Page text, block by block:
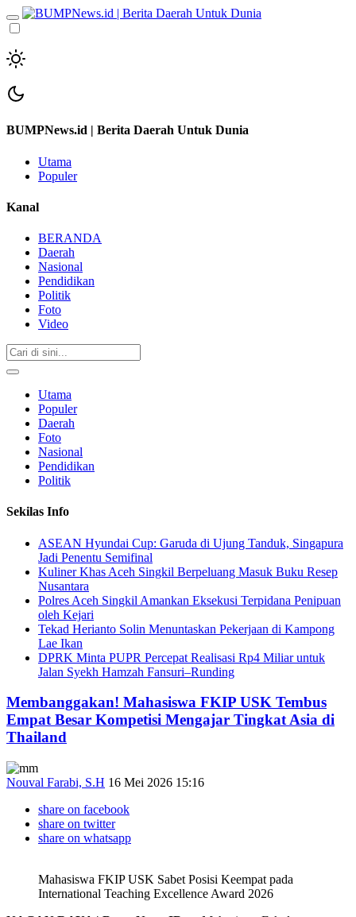
BUMPNews.id | Berita Daerah Untuk Dunia
Utama
Populer
Kanal
BERANDA
Daerah
Nasional
Pendidikan
Politik
Foto
Video
Utama
Populer
Daerah
Foto
Nasional
Pendidikan
Politik
Sekilas Info
ASEAN Hyundai Cup: Garuda di Ujung Tanduk, Singapura
Jadi Penentu Semifinal
Kuliner Khas Aceh Singkil Berpeluang Masuk Buku Resep
Nusantara
Polres Aceh Singkil Amankan Eksekusi Terpidana Penipuan
oleh Kejari
Tekad Herianto Solin Menuntaskan Pekerjaan di Kampong
Lae Ikan
DPRK Minta PUPR Percepat Realisasi Rp4 Miliar untuk
Jalan Syekh Hamzah Fansuri–Runding
Membanggakan! Mahasiswa FKIP USK Tembus
Empat Besar Kompetisi Mengajar Tingkat Asia di
Thailand
Nouval Farabi, S.H 16 Mei 2026 15:16
share on facebook
share on twitter
share on whatsapp
Mahasiswa FKIP USK Sabet Posisi Keempat pada
International Teaching Excellence Award 2026